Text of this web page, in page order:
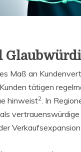
Maß an
tätigen
hinweist2 . In
Verkaufsexpansion